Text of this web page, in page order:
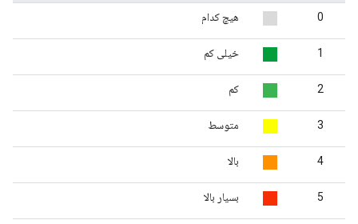
0 هیچ کدام
1 خیلی کم
2 کم
3 متوسط
4 بالا
5 بسیار بالا